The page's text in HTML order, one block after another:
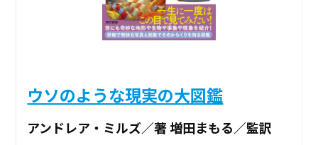
ウソのような現実の大図鑑
アンドレア・ミルズ／著 増田まもる／監訳